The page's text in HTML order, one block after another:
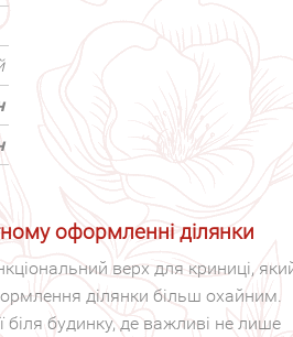
оформленні ділянки
верх для криниці,
ділянки більш охайним.
біля будинку, де важливі не лише